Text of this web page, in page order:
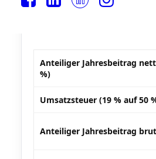
Beitritt im 3. Quartal – anteiliger
Anteiliger Jahresbeitrag
%)
Umsatzsteuer (19 % auf 50
Anteiliger Jahresbeitrag